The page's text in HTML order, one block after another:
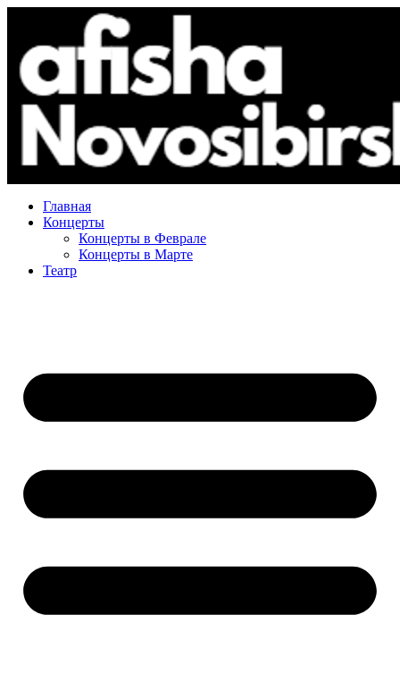
Главная
Концерты
Концерты в Феврале
Концерты в Марте
Театр